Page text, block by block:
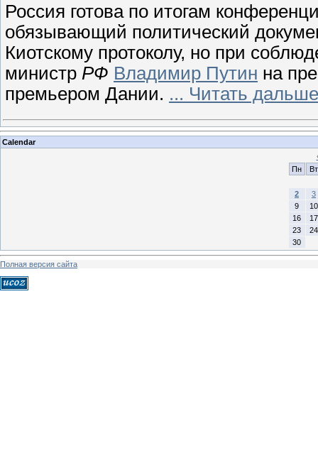
Россия готова по итогам
обязывающий политический
Киотскому протоколу, но при
министр РФ Владимир Путин на
премьером Дании. ... Читать
Calendar
Пн
Вт
2
3
9
10
16
17
23
24
30
Полная версия сайта